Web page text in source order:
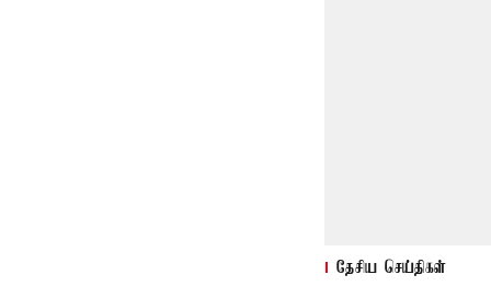
தேசிய செய்திகள்